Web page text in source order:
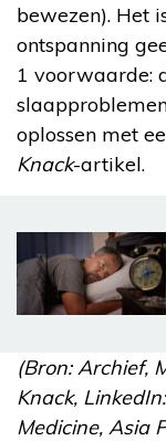
bewezen). Het
ontspanning
1 voorwaarde:
oplossen met
Knack-artikel.
(Bron: Archief,
Knack,
Medicine, Asia